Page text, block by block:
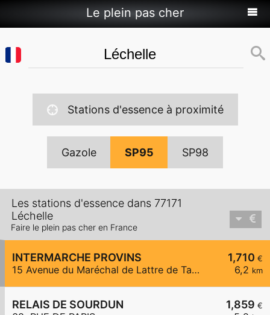
Le plein pas cher
Stations d'essence à proximité
Gazole SP95 SP98
Les stations d'essence dans 77171
Léchelle
Faire le plein pas cher en France
1,710 €
6,2 km
INTERMARCHE PROVINS
15 Avenue du Maréchal de Lattre de Tassigny
1,859 €
RELAIS DE SOURDUN